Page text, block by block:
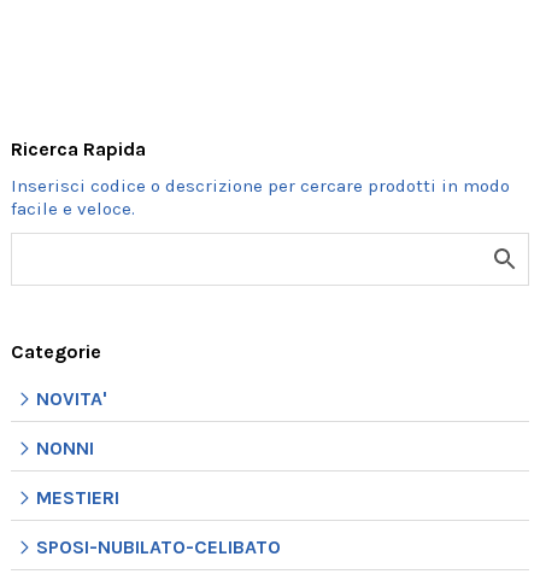
Ricerca Rapida
Categorie
NOVITA'
NONNI
MESTIERI
SPOSI-NUBILATO-CELIBATO